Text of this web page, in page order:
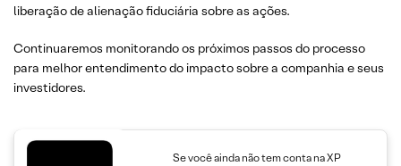
liberação de alienação fiduciária sobre as ações.
Continuaremos monitorando os próximos passos do processo
para melhor entendimento do impacto sobre a companhia e seus
investidores.
Se você ainda não tem conta na XP